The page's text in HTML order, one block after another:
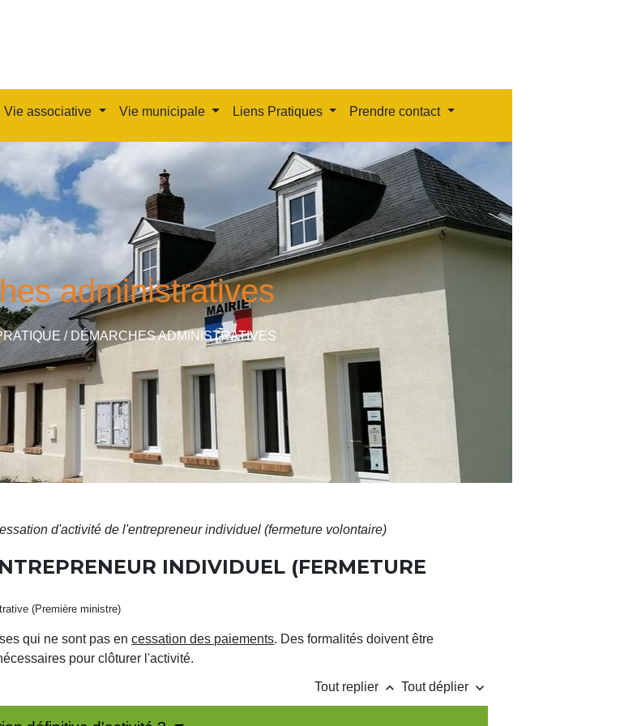
Vie associative Vie municipale Liens Pratiques Prendre contact
administratives
/DÉMARCHES ADMINISTRATIVES
d'activité de l'entrepreneur individuel (fermeture volontaire)
INDIVIDUEL (FERMETURE
(Première ministre)
qui ne sont pas encessation des paiements. Des formalités doivent être
pour clôturer l'activité.
Tout replier keyboard_arrow_up Tout déplier keyboard_arrow_down